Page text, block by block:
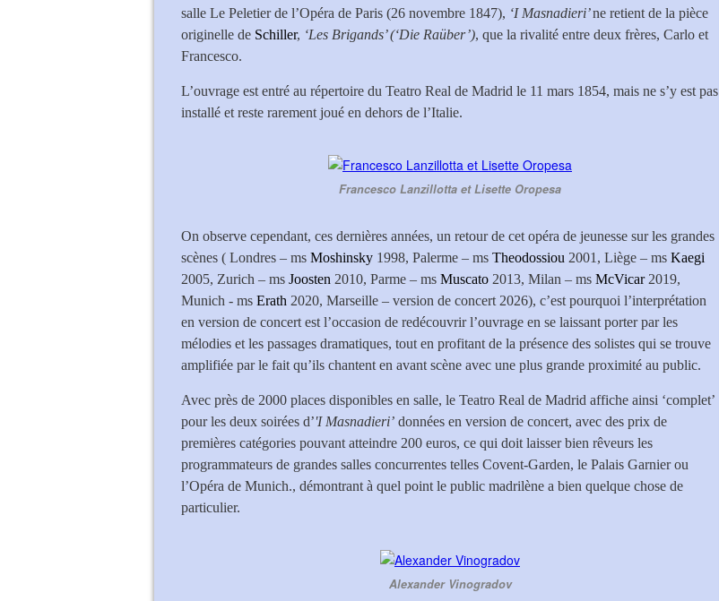
salle Le Peletier de l’Opéra de Paris (26 novembre 1847), ‘I Masnadieri’ne retient de la pièce
originelle de Schiller, ‘Les Brigands’ (‘Die Raüber’), que la rivalité entre deux frères, Carlo et
Francesco.
L’ouvrage est entré au répertoire du Teatro Real de Madrid le 11 mars 1854, mais ne s’y est pas
installé et reste rarement joué en dehors de l’Italie.
Francesco Lanzillotta et Lisette Oropesa
On observe cependant, ces dernières années, un retour de cet opéra de jeunesse sur les grandes
scènes ( Londres – ms Moshinsky 1998, Palerme – ms Theodossiou 2001, Liège – ms Kaegi
2005, Zurich – ms Joosten 2010, Parme – ms Muscato 2013, Milan – ms McVicar 2019,
Munich - ms Erath 2020, Marseille – version de concert 2026), c’est pourquoi l’interprétation
en version de concert est l’occasion de redécouvrir l’ouvrage en se laissant porter par les
mélodies et les passages dramatiques, tout en profitant de la présence des solistes qui se trouve
amplifiée par le fait qu’ils chantent en avant scène avec une plus grande proximité au public.
Avec près de 2000 places disponibles en salle, le Teatro Real de Madrid affiche ainsi ‘complet’
pour les deux soirées d’'I Masnadieri’ données en version de concert, avec des prix de
premières catégories pouvant atteindre 200 euros, ce qui doit laisser bien rêveurs les
programmateurs de grandes salles concurrentes telles Covent-Garden, le Palais Garnier ou
l’Opéra de Munich., démontrant à quel point le public madrilène a bien quelque chose de
particulier.
Alexander Vinogradov